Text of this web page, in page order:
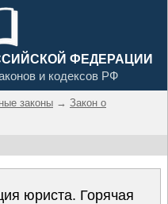
ФЕДЕРАЦИИ
и кодексов РФ
законы → Закон о
юриста. Горячая